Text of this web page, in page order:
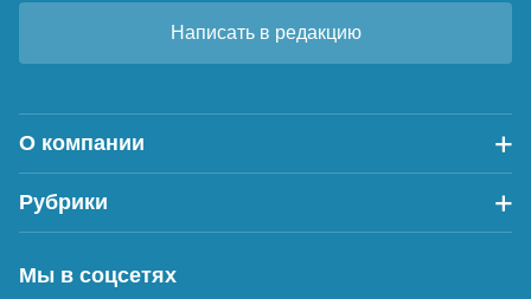
Написать в редакцию
О компании
Рубрики
Мы в соцсетях